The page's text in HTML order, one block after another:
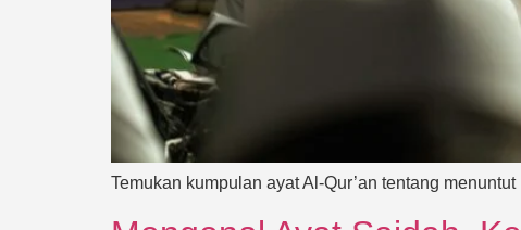
Temukan kumpulan ayat Al-Qur’an tentang